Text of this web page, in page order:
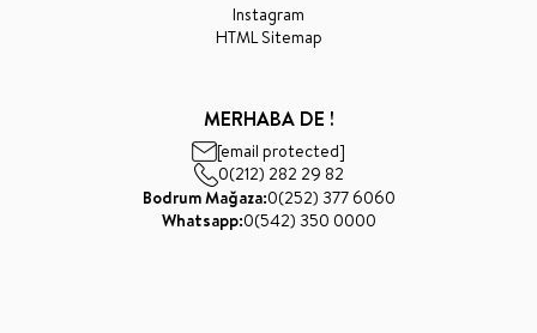
Instagram
HTML Sitemap
MERHABA DE !
[email protected]
0(212) 282 29 82
Bodrum Mağaza:0(252) 377 6060
Whatsapp:0(542) 350 0000